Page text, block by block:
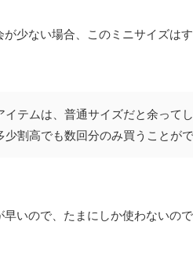
少ない場合、このミニサイズは
イテムは、普通サイズだと余って
少割高でも数回分のみ買うことが
いので、たまにしか使わないの